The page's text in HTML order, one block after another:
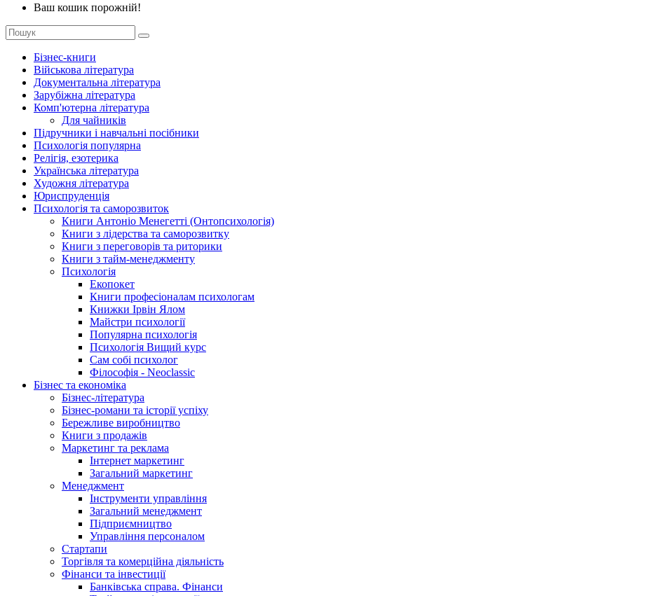
Ваш кошик порожній!
Бізнес-книги
Військова література
Документальна література
Зарубіжна література
Комп'ютерна література
Для чайників
Підручники і навчальні посібники
Психологія популярна
Релігія, езотерика
Українська література
Художня література
Юриспруденція
Психологія та саморозвиток
Книги Антоніо Менегетті (Онтопсихологія)
Книги з лідерства та саморозвитку
Книги з переговорів та риторики
Книги з тайм-менеджменту
Психологія
Екопокет
Книги професіоналам психологам
Книжки Ірвін Ялом
Майстри психології
Популярна психологія
Психологія Вищий курс
Сам собі психолог
Філософія - Neoclassic
Бізнес та економіка
Бізнес-література
Бізнес-романи та історії успіху
Бережливе виробництво
Книги з продажів
Маркетинг та реклама
Інтернет маркетинг
Загальний маркетинг
Менеджмент
Інструменти управління
Загальний менеджмент
Підприємництво
Управління персоналом
Стартапи
Торгівля та комерційна діяльність
Фінанси та інвестиції
Банківська справа. Фінанси